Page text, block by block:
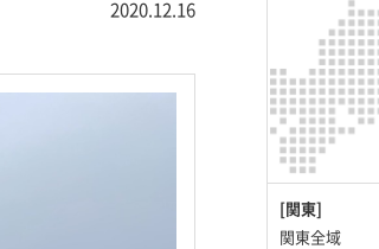
2020.12.16
[関東]
関東全域